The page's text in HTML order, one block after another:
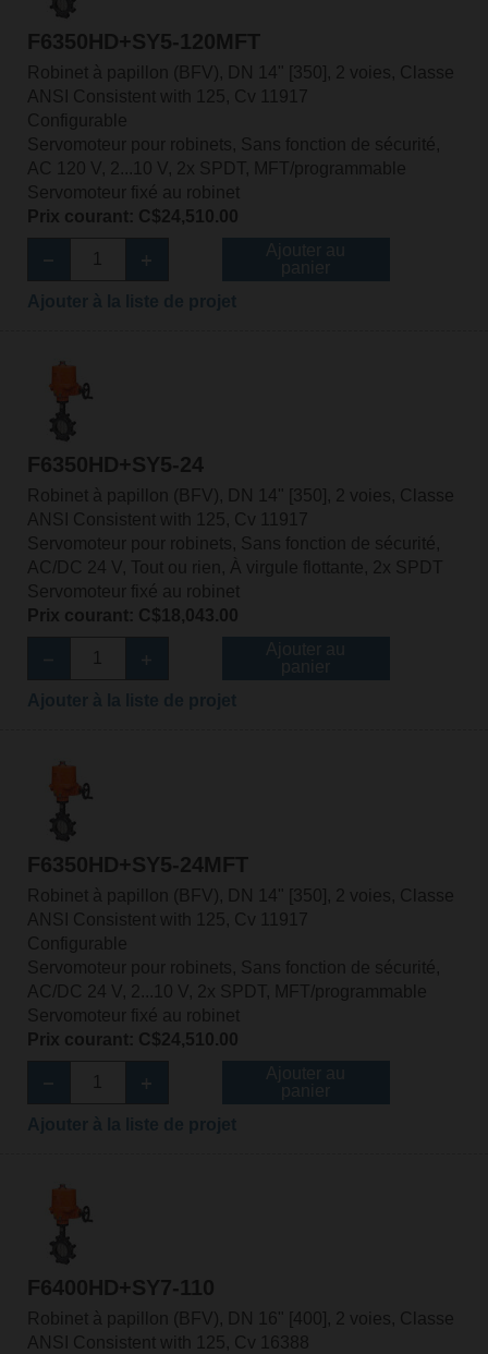
F6350HD+SY5-120MFT
Robinet à papillon (BFV), DN 14" [350], 2 voies, Classe
ANSI Consistent with 125, Cv 11917
Configurable
Servomoteur pour robinets, Sans fonction de sécurité,
AC 120 V, 2...10 V, 2x SPDT, MFT/programmable
Servomoteur fixé au robinet
Prix courant: C$24,510.00
F6350HD+SY5-24
Robinet à papillon (BFV), DN 14" [350], 2 voies, Classe
ANSI Consistent with 125, Cv 11917
Servomoteur pour robinets, Sans fonction de sécurité,
AC/DC 24 V, Tout ou rien, À virgule flottante, 2x SPDT
Servomoteur fixé au robinet
Prix courant: C$18,043.00
F6350HD+SY5-24MFT
Robinet à papillon (BFV), DN 14" [350], 2 voies, Classe
ANSI Consistent with 125, Cv 11917
Configurable
Servomoteur pour robinets, Sans fonction de sécurité,
AC/DC 24 V, 2...10 V, 2x SPDT, MFT/programmable
Servomoteur fixé au robinet
Prix courant: C$24,510.00
F6400HD+SY7-110
Robinet à papillon (BFV), DN 16" [400], 2 voies, Classe
ANSI Consistent with 125, Cv 16388